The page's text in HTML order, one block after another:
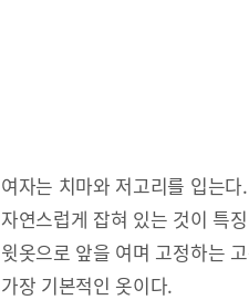
여자는 치마와 저고리를 입는
자연스럽게 잡혀 있는 것이 특
윗옷으로 앞을 여며 고정하는
가장 기본적인 옷이다.